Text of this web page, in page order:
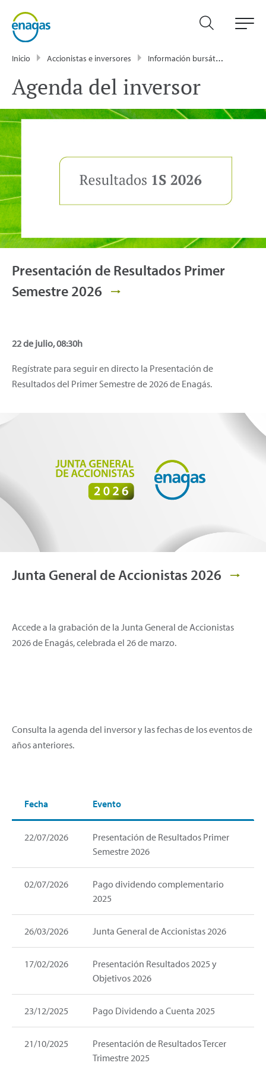
Inicio Accionistas e inversores Información bursátil
Agenda del inversor
Presentación de Resultados Primer
Semestre 2026
22 de julio, 08:30h
Regístrate para seguir en directo la Presentación de
Resultados del Primer Semestre de 2026 de Enagás.
Junta General de Accionistas 2026
Accede a la grabación de la Junta General de Accionistas
2026 de Enagás, celebrada el 26 de marzo.
Consulta la agenda del inversor y las fechas de los eventos de
años anteriores.
Fecha Evento
22/07/2026
Presentación de Resultados Primer
Semestre 2026
02/07/2026
Pago dividendo complementario
2025
26/03/2026 Junta General de Accionistas 2026
17/02/2026
Presentación Resultados 2025 y
Objetivos 2026
23/12/2025 Pago Dividendo a Cuenta 2025
21/10/2025
Presentación de Resultados Tercer
Trimestre 2025